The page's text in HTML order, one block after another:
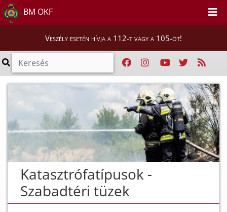
BM OKF
Veszély esetén hívja a 112-t vagy a 105-öt!
Katasztrófatípusok -
Szabadtéri tüzek